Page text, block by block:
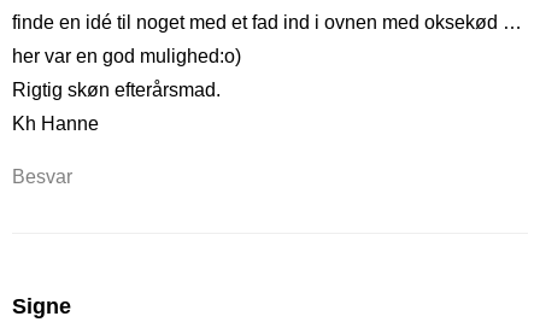
finde en idé til noget med et fad ind i ovnen med oksekød …
her var en god mulighed:o)
Rigtig skøn efterårsmad.
Kh Hanne
Besvar
Signe